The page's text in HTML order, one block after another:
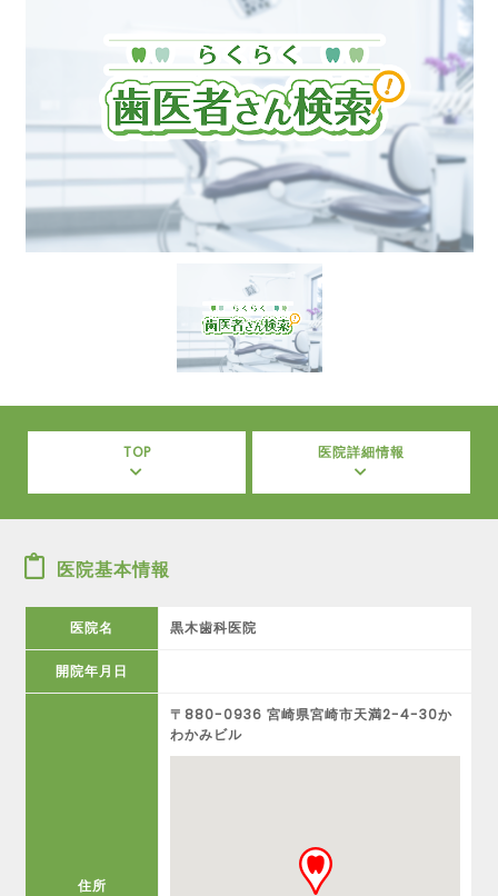
TOP 医院詳細情報
医院基本情報
医院名 黒木歯科医院
開院年月日
住所
〒880-0936 宮崎県宮崎市天満2-4-30か
わかみビル